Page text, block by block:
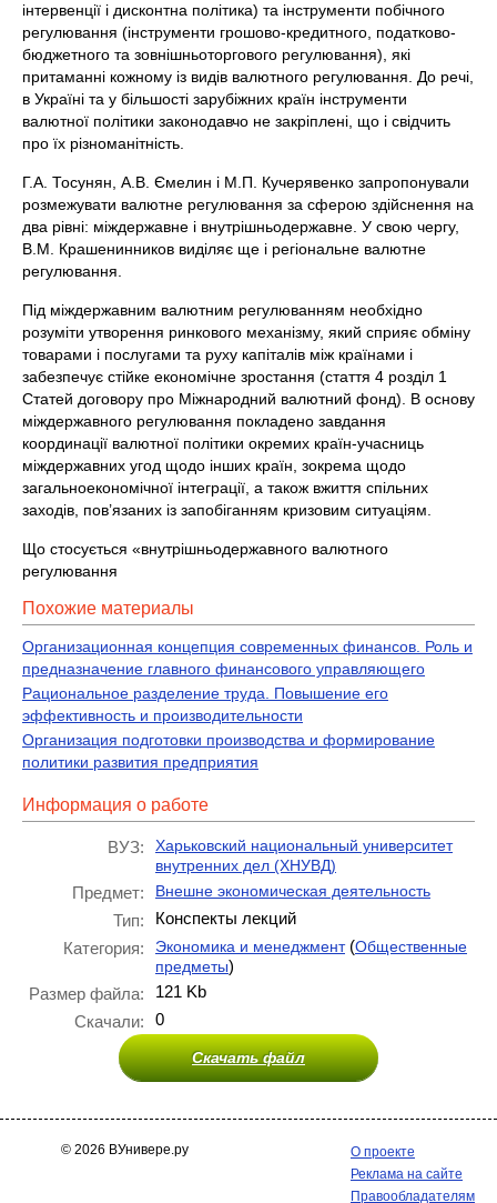
інтервенції і дисконтна політика) та інструменти побічного
регулювання (інструменти грошово-кредитного, податково-
бюджетного та зовнішньоторгового регулювання), які
притаманні кожному із видів валютного регулювання. До речі,
в Україні та у більшості зарубіжних країн інструменти
валютної політики законодавчо не закріплені, що і свідчить
про їх різноманітність.
Г.А. Тосунян, А.В. Ємелин і М.П. Кучерявенко запропонували
розмежувати валютне регулювання за сферою здійснення на
два рівні: міждержавне і внутрішньодержавне. У свою чергу,
В.М. Крашенинников виділяє ще і регіональне валютне
регулювання.
Під міждержавним валютним регулюванням необхідно
розуміти утворення ринкового механізму, який сприяє обміну
товарами і послугами та руху капіталів між країнами і
забезпечує стійке економічне зростання (стаття 4 розділ 1
Статей договору про Міжнародний валютний фонд). В основу
міждержавного регулювання покладено завдання
координації валютної політики окремих країн-учасниць
міждержавних угод щодо інших країн, зокрема щодо
загальноекономічної інтеграції, а також вжиття спільних
заходів, пов’язаних із запобіганням кризовим ситуаціям.
Що стосується «внутрішньодержавного валютного
регулювання
Похожие материалы
Организационная концепция современных финансов. Роль и
предназначение главного финансового управляющего
Рациональное разделение труда. Повышение его
эффективность и производительности
Организация подготовки производства и формирование
политики развития предприятия
Информация о работе
ВУЗ:
Харьковский национальный университет
внутренних дел (ХНУВД)
Предмет: Внешне экономическая деятельность
Тип:
Конспекты лекций
Категория:
Экономика и менеджмент(Общественные
предметы)
Размер файла:
121 Kb
Скачали:
0
Скачать файл
© 2026 ВУнивере.ру
О проекте
Реклама на сайте
Правообладателям